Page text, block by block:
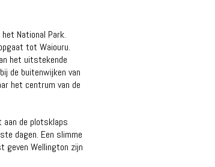
National Park.
tot Waiouru.
het uitstekende
de buitenwijken van
het centrum van de
aan de plotsklaps
dagen. Een slimme
geven Wellington zijn